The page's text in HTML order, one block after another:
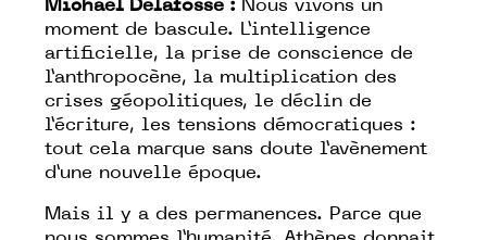
Michaël Delafosse : Nous vivons un
moment de bascule. L’intelligence
artificielle, la prise de conscience de
l’anthropocène, la multiplication des
crises géopolitiques, le déclin de
l’écriture, les tensions démocratiques :
tout cela marque sans doute l’avènement
d’une nouvelle époque.
Mais il y a des permanences. Parce que